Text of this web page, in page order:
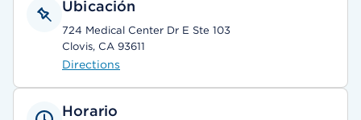
Ubicación
724 Medical Center Dr E Ste 103
Clovis, CA 93611
Directions
Horario